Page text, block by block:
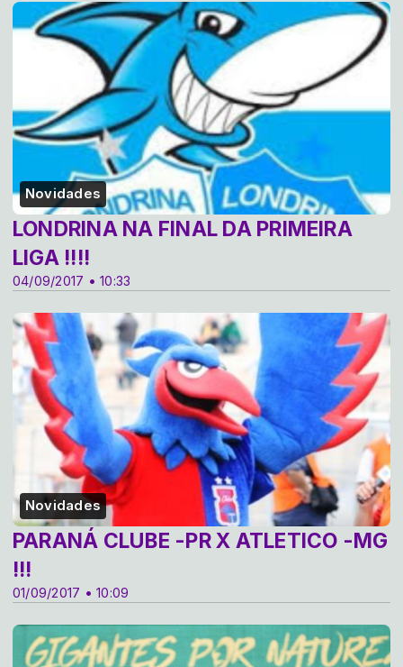
Novidades
04/09/2017 • 10:33
LONDRINA NA FINAL DA PRIMEIRA
LIGA !!!!
Novidades
01/09/2017 • 10:09
PARANÁ CLUBE -PR X ATLETICO -MG
!!!